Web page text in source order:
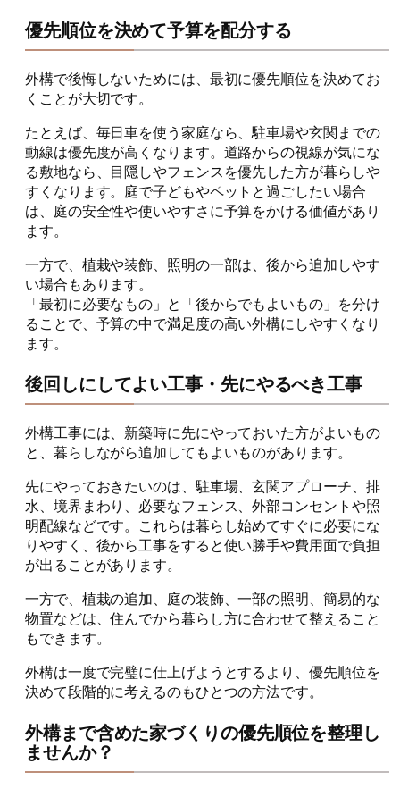
優先順位を決めて予算を配分する
外構で後悔しないためには、最初に優先順位を決めてお
くことが大切です。
たとえば、毎日車を使う家庭なら、駐車場や玄関までの
動線は優先度が高くなります。道路からの視線が気にな
る敷地なら、目隠しやフェンスを優先した方が暮らしや
すくなります。庭で子どもやペットと過ごしたい場合
は、庭の安全性や使いやすさに予算をかける価値があり
ます。
一方で、植栽や装飾、照明の一部は、後から追加しやす
い場合もあります。
「最初に必要なもの」と「後からでもよいもの」を分け
ることで、予算の中で満足度の高い外構にしやすくなり
ます。
後回しにしてよい工事・先にやるべき工事
外構工事には、新築時に先にやっておいた方がよいもの
と、暮らしながら追加してもよいものがあります。
先にやっておきたいのは、駐車場、玄関アプローチ、排
水、境界まわり、必要なフェンス、外部コンセントや照
明配線などです。これらは暮らし始めてすぐに必要にな
りやすく、後から工事をすると使い勝手や費用面で負担
が出ることがあります。
一方で、植栽の追加、庭の装飾、一部の照明、簡易的な
物置などは、住んでから暮らし方に合わせて整えること
もできます。
外構は一度で完璧に仕上げようとするより、優先順位を
決めて段階的に考えるのもひとつの方法です。
外構まで含めた家づくりの優先順位を整理し
ませんか？